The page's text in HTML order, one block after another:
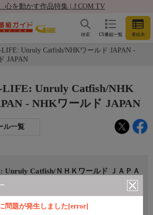
心を動かす作品特集 | J:COM TV
CS番組一覧 番組表
検索
Unruly Catfish/NHKワールド JAPAN -
JAPAN
問題が発生しました[error]
LIFE: Unruly Catfish/NHK
- NHKワールド JAPAN
ル一覧
Unruly Catfish/ＮＨＫワールド ＪＡＰＡ